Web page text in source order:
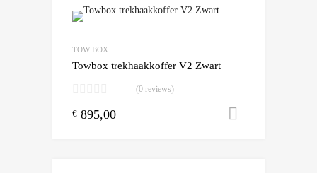
TOW BOX
Towbox trekhaakkoffer V2 Zwart
(0 reviews)
€ 895,00